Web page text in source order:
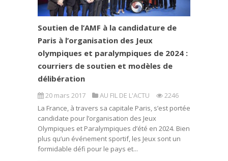
Soutien de l’AMF à la candidature de
Paris à l’organisation des Jeux
olympiques et paralympiques de 2024 :
courriers de soutien et modèles de
délibération
20 mars 2017 AU FIL DE L'ACTU
2246
La France, à travers sa capitale Paris, s’est portée
candidate pour l’organisation des Jeux
Olympiques et Paralympiques d’été en 2024. Bien
plus qu’un événement sportif, les Jeux sont un
formidable défi pour le pays et...